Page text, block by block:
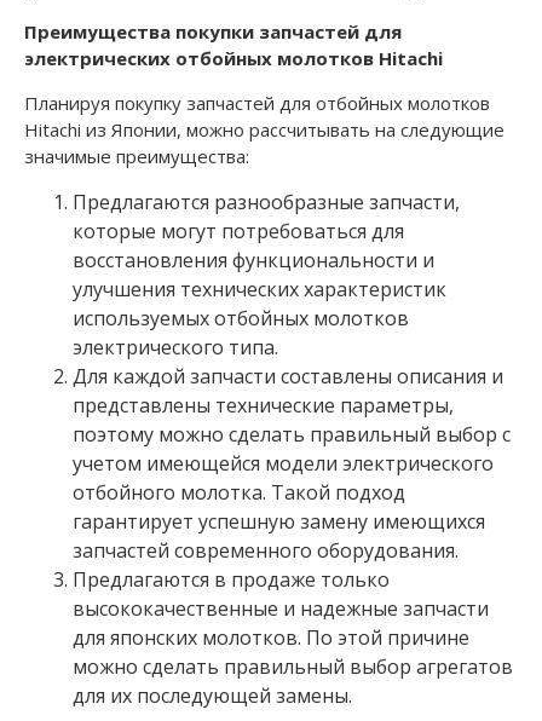
Преимущества покупки запчастей для
электрических отбойных молотков Hitachi
Планируя покупку запчастей для отбойных молотков
Hitachi из Японии, можно рассчитывать на следующие
значимые преимущества:
Предлагаются разнообразные запчасти,
которые могут потребоваться для
восстановления функциональности и
улучшения технических характеристик
используемых отбойных молотков
электрического типа.
Для каждой запчасти составлены описания и
представлены технические параметры,
поэтому можно сделать правильный выбор с
учетом имеющейся модели электрического
отбойного молотка. Такой подход
гарантирует успешную замену имеющихся
запчастей современного оборудования.
Предлагаются в продаже только
высококачественные и надежные запчасти
для японских молотков. По этой причине
можно сделать правильный выбор агрегатов
для их последующей замены.